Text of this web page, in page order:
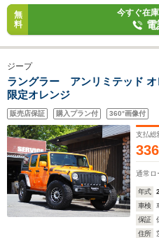
無
料
今すぐ在
ジープ
ラングラー アンリミテッド
限定オレンジ
販売店保証 購入プラン付 360°画像付
支払総
通常ロ
年式
車検
保証
住所